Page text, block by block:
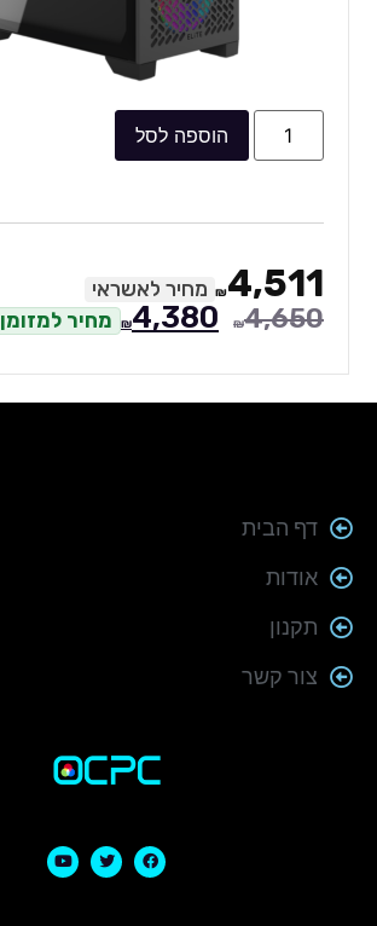
הוספה לסל
₪4,511 מחיר לאשראי
₪4,650
₪4,380 מחיר למזומן
דף הבית
אודות
תקנון
צור קשר